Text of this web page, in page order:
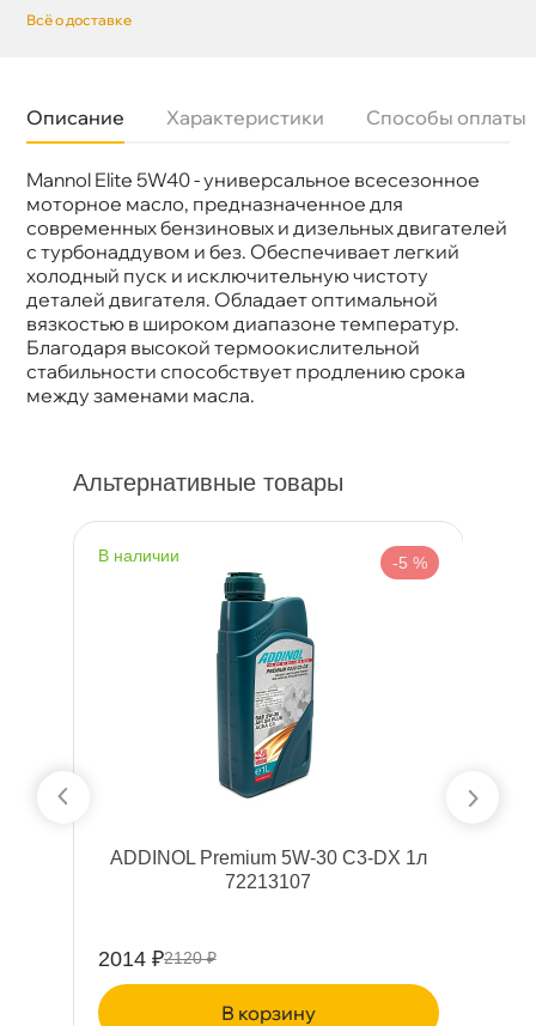
сё о доставке
Описание Характеристики Способы оплаты
Mannol Elite 5W40 - универсальное всесезонное
моторное масло, предназначенное для
современных бензиновых и дизельных двигателей
с турбонаддувом и без. Обеспечивает легкий
холодный пуск и исключительную чистоту
деталей двигателя. Обладает оптимальной
язкостью в широком диапазоне температур.
Благодаря высокой термоокислительной
стабильности способствует продлению срока
между заменами масла.
язкость
5W-40
Mannol
Тип масла
Синтетика
Допуски
MB 229.3/226.5, GM LL-A-025/ B-
025,PORSCHE A40
Спецификации
API SN/CF, ACEA A3/B4
Объем
1л
Альтернативные товары
наличии -5 %
ADDINOL Premium 5W-30 C3-DX 1л
72213107
2014 ₽2120 ₽
корзину